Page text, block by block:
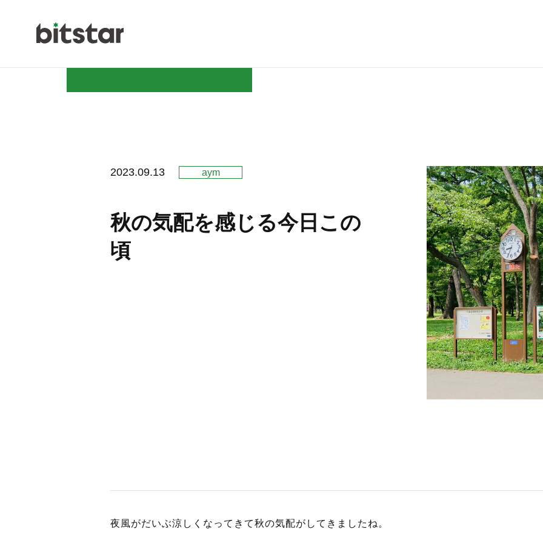
NEWS
COMPANY
STAFF
サイトマップ
約款
情報セキュリティ
2023.09.13 aym
秋の気配を感じる今日この
頃
夜風がだいぶ涼しくなってきて秋の気配がしてきましたね。